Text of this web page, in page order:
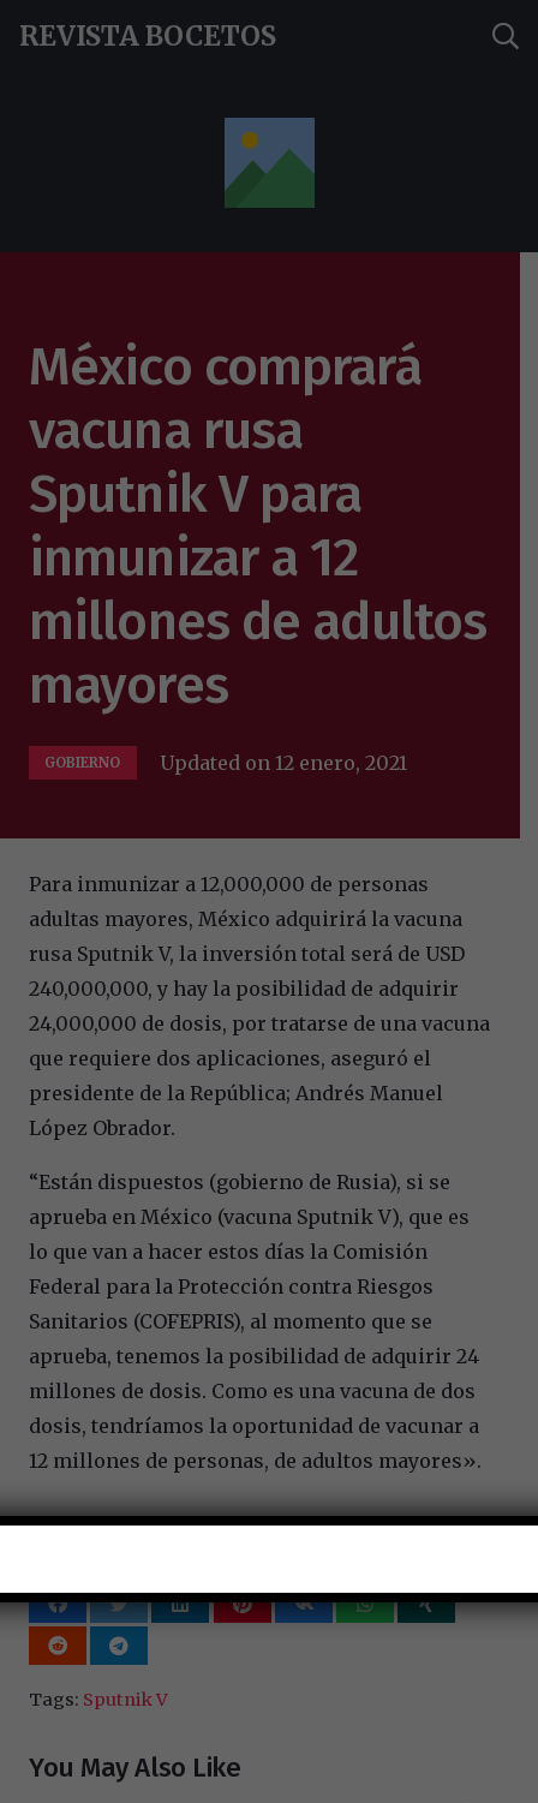
REVISTA BOCETOS
México comprará
vacuna rusa
Sputnik V para
inmunizar a 12
millones de adultos
mayores
GOBIERNO Updated on 12 enero, 2021
Para inmunizar a 12,000,000 de personas
adultas mayores, México adquirirá la vacuna
rusa Sputnik V, la inversión total será de USD
240,000,000, y hay la posibilidad de adquirir
24,000,000 de dosis, por tratarse de una vacuna
que requiere dos aplicaciones, aseguró el
presidente de la República; Andrés Manuel
López Obrador.
“Están dispuestos (gobierno de Rusia), si se
aprueba en México (vacuna Sputnik V), que es
lo que van a hacer estos días la Comisión
Federal para la Protección contra Riesgos
Sanitarios (COFEPRIS), al momento que se
aprueba, tenemos la posibilidad de adquirir 24
millones de dosis. Como es una vacuna de dos
dosis, tendríamos la oportunidad de vacunar a
12 millones de personas, de adultos mayores».
Tags: Sputnik V
You May Also Like